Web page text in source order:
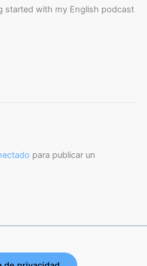
started with my English podcast
para publicar un